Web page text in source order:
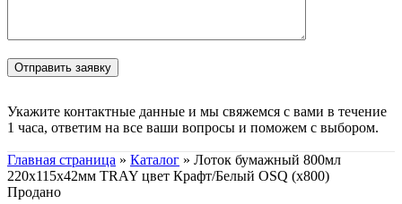
Укажите контактные данные и мы свяжемся с вами в течение
1 часа, ответим на все ваши вопросы и поможем с выбором.
Главная страница » Каталог » Лоток бумажный 800мл
220х115х42мм TRAY цвет Крафт/Белый OSQ (х800)
Продано